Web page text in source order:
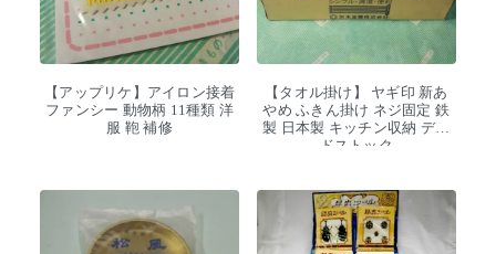
【アップリケ】アイロン接着
ファンシー 動物柄 11種類 洋
服 鞄 補修
【タオル掛け】 ヤギ印 新あ
やめ ふきん掛け ネジ固定 鉄
製 日本製 キッチン収納 デッ
ドストック